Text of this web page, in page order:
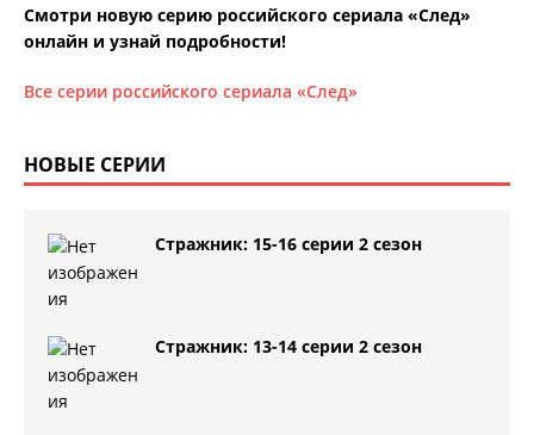
Смотри новую серию российского сериала «След»
онлайн и узнай подробности!
Все серии российского сериала «След»
НОВЫЕ СЕРИИ
Стражник: 15-16 серии 2 сезон
Стражник: 13-14 серии 2 сезон